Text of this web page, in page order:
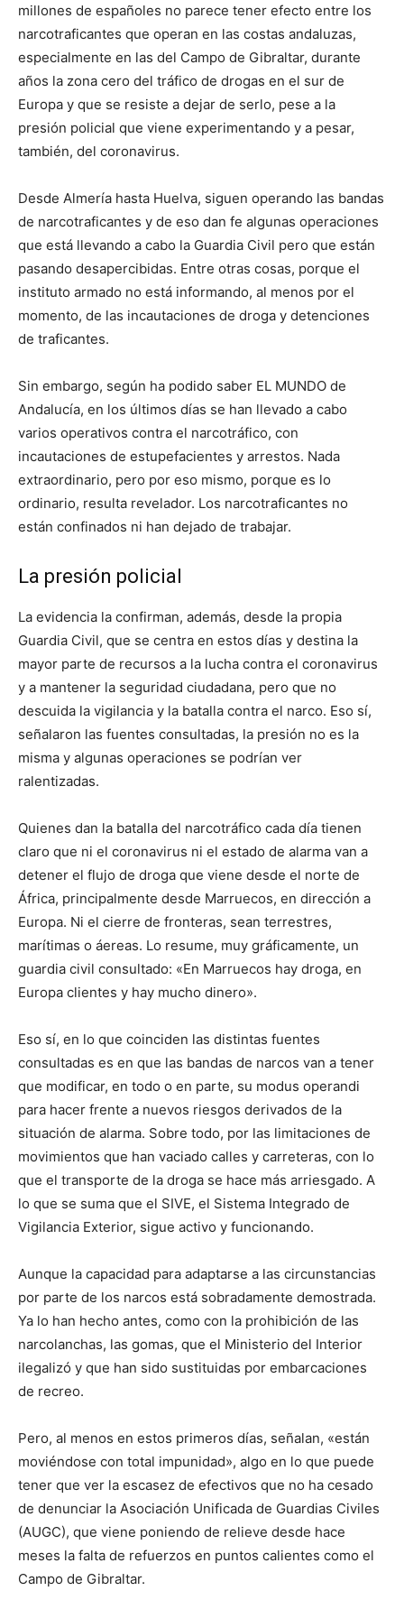
millones de españoles no parece tener efecto entre los
narcotraficantes que operan en las costas andaluzas,
especialmente en las del Campo de Gibraltar, durante
años la zona cero del tráfico de drogas en el sur de
Europa y que se resiste a dejar de serlo, pese a la
presión policial que viene experimentando y a pesar,
también, del coronavirus.
Desde Almería hasta Huelva, siguen operando las bandas
de narcotraficantes y de eso dan fe algunas operaciones
que está llevando a cabo la Guardia Civil pero que están
pasando desapercibidas. Entre otras cosas, porque el
instituto armado no está informando, al menos por el
momento, de las incautaciones de droga y detenciones
de traficantes.
Sin embargo, según ha podido saber EL MUNDO de
Andalucía, en los últimos días se han llevado a cabo
varios operativos contra el narcotráfico, con
incautaciones de estupefacientes y arrestos. Nada
extraordinario, pero por eso mismo, porque es lo
ordinario, resulta revelador. Los narcotraficantes no
están confinados ni han dejado de trabajar.
La presión policial
La evidencia la confirman, además, desde la propia
Guardia Civil, que se centra en estos días y destina la
mayor parte de recursos a la lucha contra el coronavirus
y a mantener la seguridad ciudadana, pero que no
descuida la vigilancia y la batalla contra el narco. Eso sí,
señalaron las fuentes consultadas, la presión no es la
misma y algunas operaciones se podrían ver
ralentizadas.
Quienes dan la batalla del narcotráfico cada día tienen
claro que ni el coronavirus ni el estado de alarma van a
detener el flujo de droga que viene desde el norte de
África, principalmente desde Marruecos, en dirección a
Europa. Ni el cierre de fronteras, sean terrestres,
marítimas o áereas. Lo resume, muy gráficamente, un
guardia civil consultado: «En Marruecos hay droga, en
Europa clientes y hay mucho dinero».
Eso sí, en lo que coinciden las distintas fuentes
consultadas es en que las bandas de narcos van a tener
que modificar, en todo o en parte, su modus operandi
para hacer frente a nuevos riesgos derivados de la
situación de alarma. Sobre todo, por las limitaciones de
movimientos que han vaciado calles y carreteras, con lo
que el transporte de la droga se hace más arriesgado. A
lo que se suma que el SIVE, el Sistema Integrado de
Vigilancia Exterior, sigue activo y funcionando.
Aunque la capacidad para adaptarse a las circunstancias
por parte de los narcos está sobradamente demostrada.
Ya lo han hecho antes, como con la prohibición de las
narcolanchas, las gomas, que el Ministerio del Interior
ilegalizó y que han sido sustituidas por embarcaciones
de recreo.
Pero, al menos en estos primeros días, señalan, «están
moviéndose con total impunidad», algo en lo que puede
tener que ver la escasez de efectivos que no ha cesado
de denunciar la Asociación Unificada de Guardias Civiles
(AUGC), que viene poniendo de relieve desde hace
meses la falta de refuerzos en puntos calientes como el
Campo de Gibraltar.